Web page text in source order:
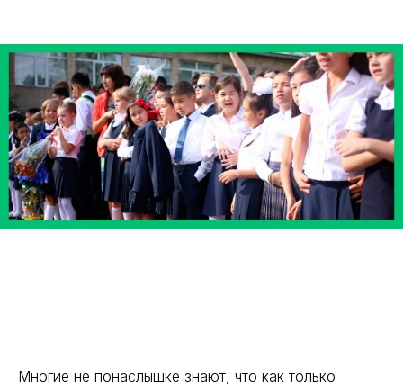
Многие не понаслышке знают, что как только